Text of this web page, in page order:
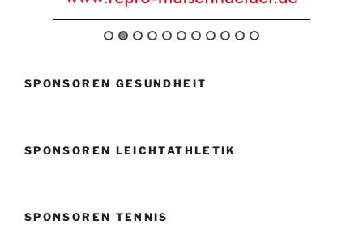
SPONSOREN GESUNDHEIT
SPONSOREN LEICHTATHLETIK
SPONSOREN TENNIS